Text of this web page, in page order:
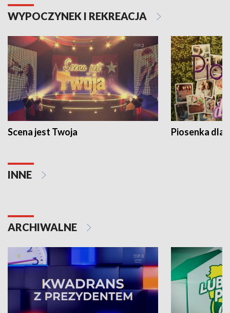
WYPOCZYNEK I REKREACJA
Scena jest Twoja Piosenka dla
INNE
ARCHIWALNE